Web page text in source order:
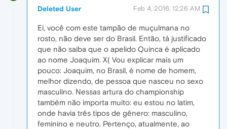
Deleted User Feb 4, 2016, 12:26 AM
Ei, você com este tampão de muçulmana no
rosto, não deve ser do Brasil. Então, tá justificado
que não saiba que o apelido Quinca é aplicado
ao nome Joaquim. X( Vou explicar mais um
pouco: Joaquim, no Brasil, é nome de homem,
melhor dizendo, de pessoa que nasceu no sexo
masculino. Nessas artura do championship
também não importa muito: eu estou no latim,
onde havia três tipos de gênero: masculino,
feminino e neutro. Pertenço, atualmente, ao